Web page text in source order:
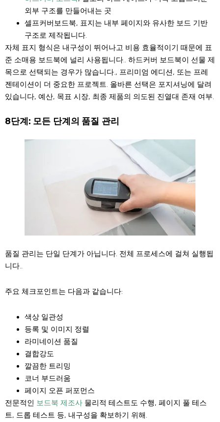
외부 구조를 만들어내는 곳
셀프커버보드북, 표지는 내부 페이지와 유사한 보드 기반
구조로 제작됩니다.
자체 표지 형식은 내구성이 뛰어나고 비용 효율적이기 때문에 표
준 소매용 보드북에 널리 사용됩니다.. 하드커버 보드북이 선물 제
목으로 선택되는 경우가 많습니다., 프리미엄 에디션, 또는 프레
젠테이션이 더 중요한 프로젝트. 올바른 선택은 포지셔닝에 달려
있습니다, 예산, 목표 시장, 최종 제품의 의도된 진열대 존재 여부.
8단계: 모든 단계의 품질 관리
품질 관리는 단일 단계가 아닙니다. 전체 프로세스에 걸쳐 실행됩
니다..
주요 체크포인트는 다음과 같습니다:
색상 일관성
등록 및 이미지 정렬
라미네이션 품질
결합강도
깔끔한 트리밍
코너 부드러움
페이지 오픈 퍼포먼스
전문적인 보드북 제조사 물리적 테스트도 수행, 페이지 풀 테스
트, 드롭 테스트 등, 내구성을 확보하기 위해.